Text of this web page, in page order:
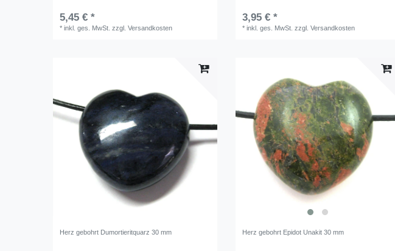
5,45 € *
*inkl. ges. MwSt. zzgl.Versandkosten
3,95 € *
*inkl. ges. MwSt. zzgl.Versandkosten
Herz gebohrt Dumortieritquarz 30 mm Herz gebohrt Epidot Unakit 30 mm